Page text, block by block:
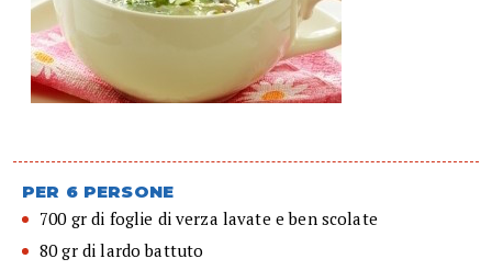
PER 6 PERSONE
700 gr di foglie di verza lavate e ben scolate
80 gr di lardo battuto